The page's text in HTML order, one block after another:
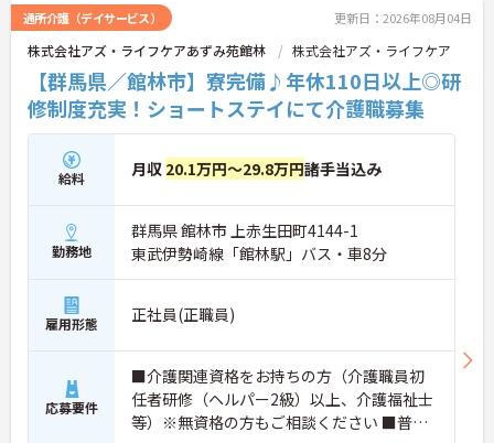
標達成を支えるやりがいと、長期的なキャリア形成
の両面を考えながら働きたい方におすすめの求人で
す。
《おすすめポイント》
★生活リズムを整えながら介護のやりがいに向き合
える環境です ・サービス提供時間が決まっており勤
務時間を把握しやすい体制です ・業務効率化の仕組
みを導入し残業の軽減に取り組んでいます ・シフト
制のため予定に合わせた働き方を相談しやすい環境
です
★利用者の変化を実感しやすい自立支援型サービス
です ・機能訓練を中心としたプログラムに携わるこ
とができます ・利用者の身体機能や生活動作の変化
★地域での暮らしを支える介護に関われます ・在宅
生活の継続を支援するサービスを提供しています ・
地域包括ケアを支える役割の一端を担っています ・
介護予防から生活支援まで幅広いニーズに対応して
います
ご興味ある方は面接ポイントをお伝えしますので、
お気軽にご連絡ください♪
通所介護（デイサービス） 更新日：2026年08月04日
株式会社アズ・ライフケアあずみ苑館林 株式会社アズ・ライフケア
【群馬県／館林市】寮完備♪年休110日以上◎研
修制度充実！ショートステイにて介護職募集
給料 月収 20.1万円～29.8万円諸手当込み
勤務地
群馬県 館林市 上赤生田町4144-1
東武伊勢崎線「館林駅」バス・車8分
雇用形態 正社員(正職員)
応募要件
■介護関連資格をお持ちの方（介護職員初
任者研修（ヘルパー2級）以上、介護福祉士
等）※無資格の方もご相談ください ■普通